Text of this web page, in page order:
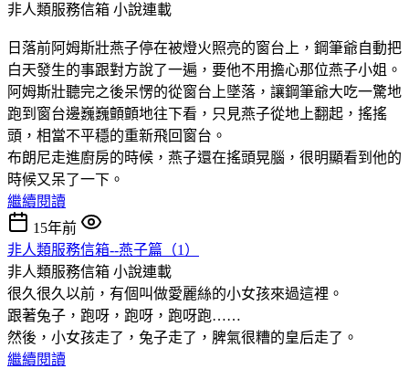
非人類服務信箱 小說連載
日落前阿姆斯壯燕子停在被燈火照亮的窗台上，鋼筆爺自動把
白天發生的事跟對方說了一遍，要他不用擔心那位燕子小姐。
阿姆斯壯聽完之後呆愣的從窗台上墜落，讓鋼筆爺大吃一驚地
跑到窗台邊巍巍顫顫地往下看，只見燕子從地上翻起，搖搖
頭，相當不平穩的重新飛回窗台。
布朗尼走進廚房的時候，燕子還在搖頭晃腦，很明顯看到他的
時候又呆了一下。
繼續閱讀
15年前
非人類服務信箱--燕子篇（1）
非人類服務信箱 小說連載
很久很久以前，有個叫做愛麗絲的小女孩來過這裡。
跟著兔子，跑呀，跑呀，跑呀跑……
然後，小女孩走了，兔子走了，脾氣很糟的皇后走了。
繼續閱讀